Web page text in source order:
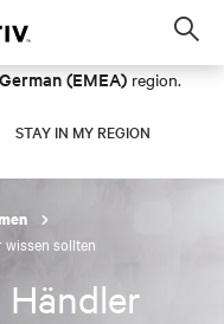
German (EMEA) region.
STAY IN MY REGION
wissen sollten
Händler